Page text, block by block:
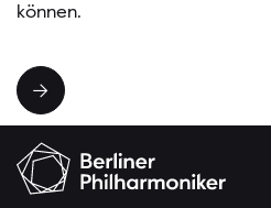
können.